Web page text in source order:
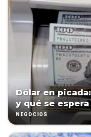
Dólar en
y qué se
NEGOCIOS